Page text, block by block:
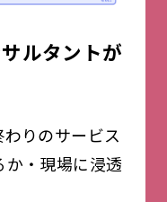
ルタントが
りのサービス
・現場に浸透